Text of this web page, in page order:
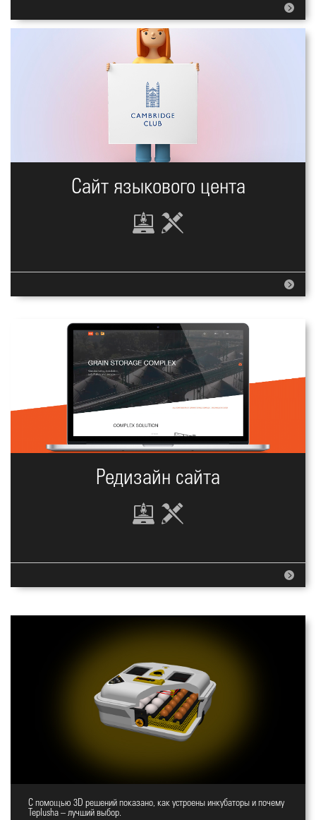
Сайт языкового цента
Редизайн сайта
Сайт для инкубаторов
С помощью 3D решений показано, как устроены инкубаторы и почему
Teplusha – лучший выбор.